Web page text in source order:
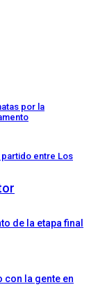
por la
entre Los
de la etapa final
con la gente en